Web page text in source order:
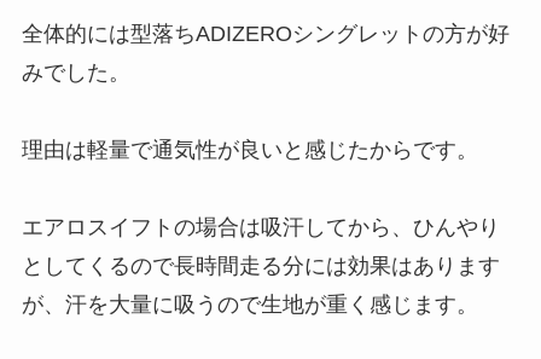
全体的には型落ちADIZEROシングレットの方が好
みでした。
理由は軽量で通気性が良いと感じたからです。
エアロスイフトの場合は吸汗してから、ひんやり
としてくるので長時間走る分には効果はあります
が、汗を大量に吸うので生地が重く感じます。